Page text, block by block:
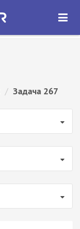
ОТКРЫТЬ
/ Задача 267